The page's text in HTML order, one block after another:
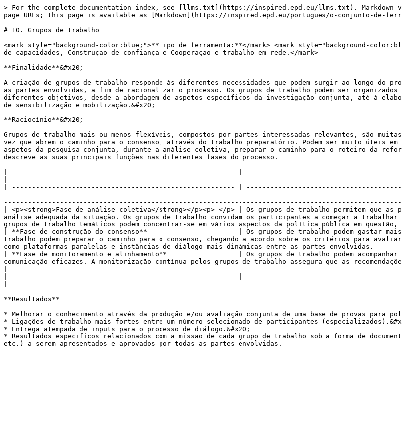
> For the complete documentation index, see [llms.txt](https://inspired.epd.eu/llms.txt). Markdown
page URLs; this page is available as [Markdown](https://inspired.epd.eu/portugues/o-conjunto-de-
# 10. Grupos de trabalho
<mark style="background-color:blue;">**Tipo de ferramenta:**</mark> <mark style="background-
de capacidades, Construçao de confiança e Cooperaçao e trabalho em rede.</mark>
**Finalidade**&#x20;
A criação de grupos de trabalho responde às diferentes necessidades que podem surgir ao longo do
as partes envolvidas, a fim de racionalizar o processo. Os grupos de trabalho podem ser organizados
diferentes objetivos, desde a abordagem de aspetos específicos da investigação conjunta, até à
de sensibilização e mobilização.&#x20;
**Raciocínio**&#x20;
Grupos de trabalho mais ou menos flexíveis, compostos por partes interessadas relevantes, são muitas
vez que abrem o caminho para o consenso, através do trabalho preparatório. Podem ser muito úteis em
aspetos da pesquisa conjunta, durante a análise coletiva, preparar o caminho para o roteiro da
descreve as suas principais funções nas diferentes fases do processo.
| -------------------------------------------------------- |
| <p><strong>Fase de análise coletiva</strong></p><p> </p> | Os grupos de trabalho permitem que as
análise adequada da situação. Os grupos de trabalho convidam os participantes a começar a
grupos de trabalho temáticos podem concentrar-se em vários aspectos da política pública em questão,
| **Fase de construção do consenso**                       | Os grupos de trabalho podem gastar
trabalho podem preparar o caminho para o consenso, chegando a acordo sobre os critérios para
como plataformas paralelas e instâncias de diálogo mais dinâmicas entre as partes
| **Fase de monitoramento e alinhamento**                  | Os grupos de trabalho podem
comunicação eficazes. A monitorização contínua pelos grupos de trabalho assegura que as
**Resultados**
* Melhorar o conhecimento através da produção e/ou avaliação conjunta de uma base de provas para
* Ligações de trabalho mais fortes entre um número selecionado de participantes
* Entrega atempada de inputs para o processo de diálogo.&#x20;
* Resultados específicos relacionados com a missão de cada grupo de trabalho sob a forma de